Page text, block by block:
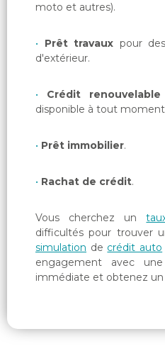
moto et autres).
Prêt travaux pour
d'extérieur.
Crédit renouvelable
disponible à tout
Prêt immobilier.
Rachat de crédit.
Vous cherchez un
difficultés pour trouver
simulation de crédit auto
engagement avec
immédiate et obtenez un